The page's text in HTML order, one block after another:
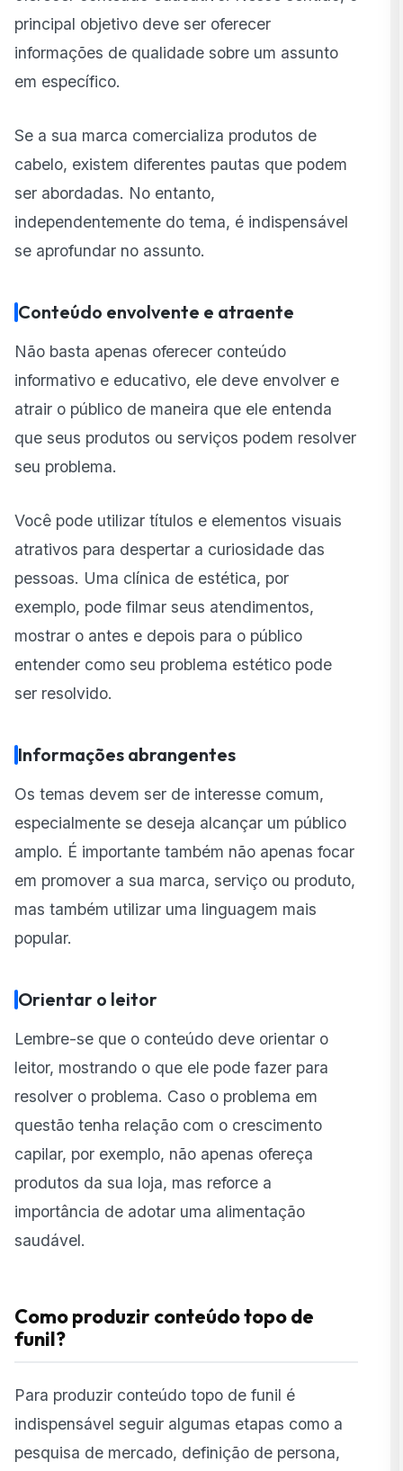
principal objetivo deve ser oferecer
informações de qualidade sobre um assunto
em específico.
Se a sua marca comercializa produtos de
cabelo, existem diferentes pautas que podem
ser abordadas. No entanto,
independentemente do tema, é indispensável
se aprofundar no assunto.
Conteúdo envolvente e atraente
Não basta apenas oferecer conteúdo
informativo e educativo, ele deve envolver e
atrair o público de maneira que ele entenda
que seus produtos ou serviços podem resolver
seu problema.
Você pode utilizar títulos e elementos visuais
atrativos para despertar a curiosidade das
pessoas. Uma clínica de estética, por
exemplo, pode filmar seus atendimentos,
mostrar o antes e depois para o público
entender como seu problema estético pode
ser resolvido.
Informações abrangentes
Os temas devem ser de interesse comum,
especialmente se deseja alcançar um público
amplo. É importante também não apenas focar
em promover a sua marca, serviço ou produto,
mas também utilizar uma linguagem mais
popular.
Orientar o leitor
Lembre-se que o conteúdo deve orientar o
leitor, mostrando o que ele pode fazer para
resolver o problema. Caso o problema em
questão tenha relação com o crescimento
capilar, por exemplo, não apenas ofereça
produtos da sua loja, mas reforce a
importância de adotar uma alimentação
saudável.
Como produzir conteúdo topo de
funil?
Para produzir conteúdo topo de funil é
indispensável seguir algumas etapas como a
pesquisa de mercado, definição de persona,